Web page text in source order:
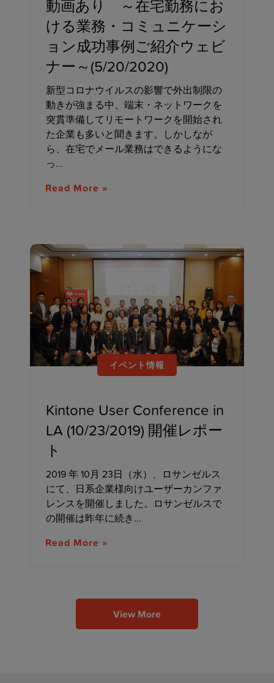
動画あり ～在宅勤務にお
ける業務・コミュニケーシ
ョン成功事例ご紹介ウェビ
ナー～(5/20/2020)
新型コロナウイルスの影響で外出制限の
動きが強まる中、端末・ネットワークを
突貫準備してリモートワークを開始され
た企業も多いと聞きます。しかしなが
ら、在宅でメール業務はできるようにな
っ...
Read More »
イベント情報
Kintone User Conference in
LA (10/23/2019) 開催レポー
ト
2019 年 10月 23日（水）、ロサンゼルス
にて、日系企業様向けユーザーカンファ
レンスを開催しました。ロサンゼルスで
の開催は昨年に続き...
Read More »
View More